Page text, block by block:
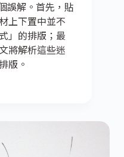
誤解。首先，貼
上下置中並不
」的排版；最
將解析這些迷
版。